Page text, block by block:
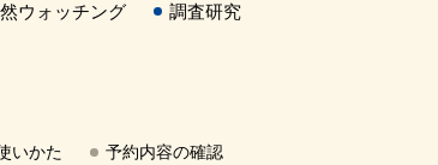
ウォッチング 調査研究
いかた 予約内容の確認